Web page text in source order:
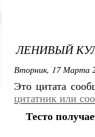
ЛЕНИВЫЙ
Вторник, 17 Марта
Это цитата
цитатник или
Тесто